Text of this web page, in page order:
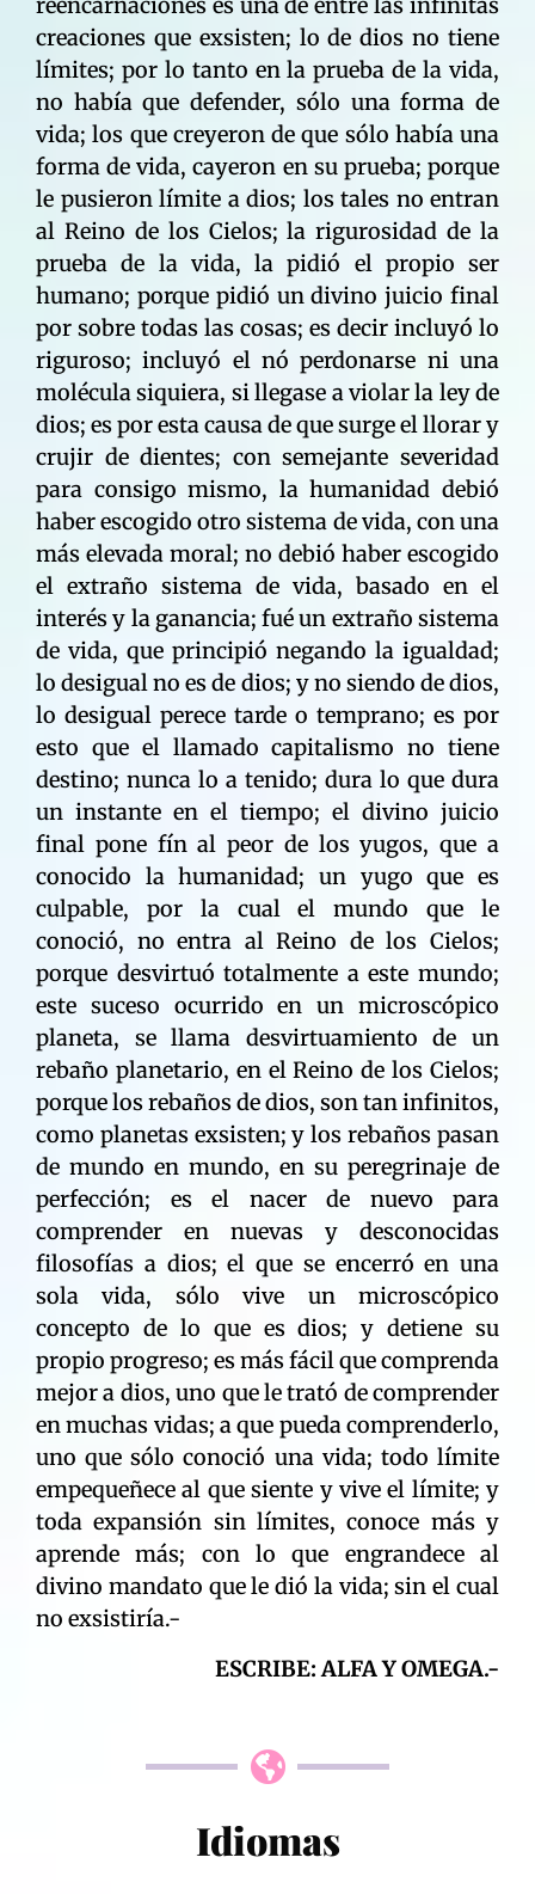
reencarnaciones es una de entre las infinitas
creaciones que exsisten; lo de dios no tiene
límites; por lo tanto en la prueba de la vida,
no había que defender, sólo una forma de
vida; los que creyeron de que sólo había una
forma de vida, cayeron en su prueba; porque
le pusieron límite a dios; los tales no entran
al Reino de los Cielos; la rigurosidad de la
prueba de la vida, la pidió el propio ser
humano; porque pidió un divino juicio final
por sobre todas las cosas; es decir incluyó lo
riguroso; incluyó el nó perdonarse ni una
molécula siquiera, si llegase a violar la ley de
dios; es por esta causa de que surge el llorar y
crujir de dientes; con semejante severidad
para consigo mismo, la humanidad debió
haber escogido otro sistema de vida, con una
más elevada moral; no debió haber escogido
el extraño sistema de vida, basado en el
interés y la ganancia; fué un extraño sistema
de vida, que principió negando la igualdad;
lo desigual no es de dios; y no siendo de dios,
lo desigual perece tarde o temprano; es por
esto que el llamado capitalismo no tiene
destino; nunca lo a tenido; dura lo que dura
un instante en el tiempo; el divino juicio
final pone fín al peor de los yugos, que a
conocido la humanidad; un yugo que es
culpable, por la cual el mundo que le
conoció, no entra al Reino de los Cielos;
porque desvirtuó totalmente a este mundo;
este suceso ocurrido en un microscópico
planeta, se llama desvirtuamiento de un
rebaño planetario, en el Reino de los Cielos;
porque los rebaños de dios, son tan infinitos,
como planetas exsisten; y los rebaños pasan
de mundo en mundo, en su peregrinaje de
perfección; es el nacer de nuevo para
comprender en nuevas y desconocidas
filosofías a dios; el que se encerró en una
sola vida, sólo vive un microscópico
concepto de lo que es dios; y detiene su
propio progreso; es más fácil que comprenda
mejor a dios, uno que le trató de comprender
en muchas vidas; a que pueda comprenderlo,
uno que sólo conoció una vida; todo límite
empequeñece al que siente y vive el límite; y
toda expansión sin límites, conoce más y
aprende más; con lo que engrandece al
divino mandato que le dió la vida; sin el cual
no exsistiría.-
ESCRIBE: ALFA Y OMEGA.-
Idiomas